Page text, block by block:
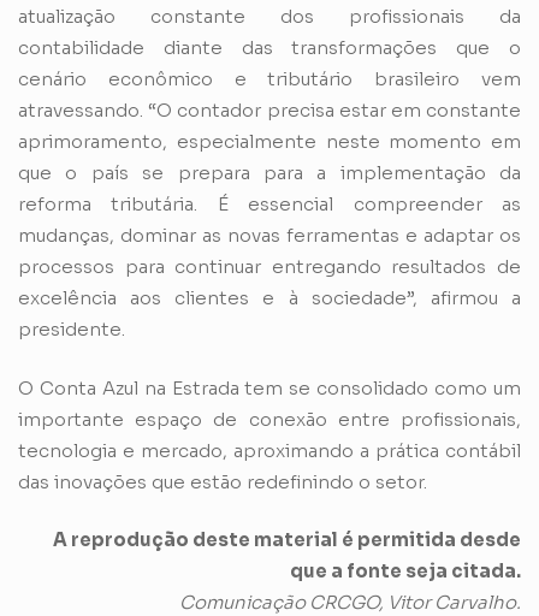
atualização constante dos profissionais da
contabilidade diante das transformações que o
cenário econômico e tributário brasileiro vem
atravessando. “O contador precisa estar em constante
aprimoramento, especialmente neste momento em
que o país se prepara para a implementação da
reforma tributária. É essencial compreender as
mudanças, dominar as novas ferramentas e adaptar os
processos para continuar entregando resultados de
excelência aos clientes e à sociedade”, afirmou a
presidente.
O Conta Azul na Estrada tem se consolidado como um
importante espaço de conexão entre profissionais,
tecnologia e mercado, aproximando a prática contábil
das inovações que estão redefinindo o setor.
A reprodução deste material é permitida desde
que a fonte seja citada.
Comunicação CRCGO, Vitor Carvalho.